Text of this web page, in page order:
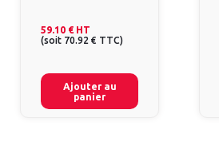
59.10 € HT
(soit 70.92 € TTC)
Ajouter au
panier